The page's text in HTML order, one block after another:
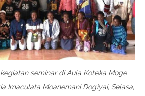
seminar di Aula Koteka Moge
Imaculata Moanemani Dogiyai, Selasa,